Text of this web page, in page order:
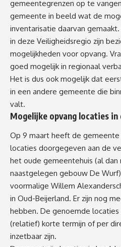
gemeentegrenzen op te
gemeente in beeld wat de
inventarisatie daarvan
in deze Veiligheidsregio zijn
mogelijkheden voor opvang.
goed mogelijk in regionaal
Het is dus ook mogelijk dat
in een andere gemeente die
valt.
Mogelijke opvang locaties in
Op 9 maart heeft de gemeente
locaties doorgegeven aan de
het oude gemeentehuis (al
naastgelegen gebouw De
voormalige Willem
in Oud-Beijerland. Er zijn nog
hebben. De genoemde locaties
(relatief) korte termijn of per
inzetbaar zijn.